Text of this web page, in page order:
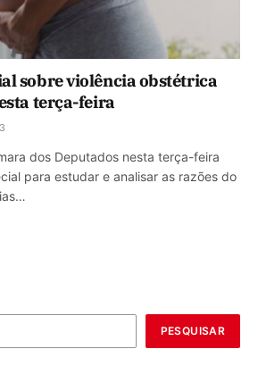
sobre violência obstétrica
terça-feira
dos Deputados nesta terça-feira
para estudar e analisar as razões do
PESQUISAR